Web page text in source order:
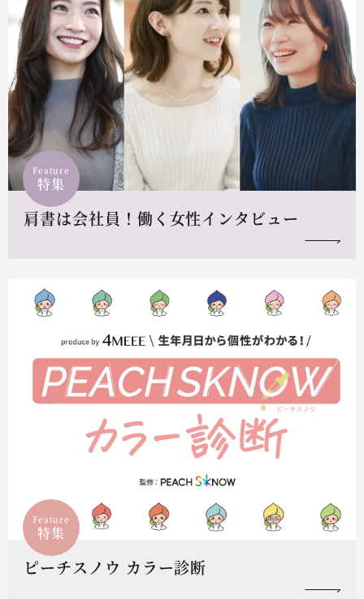
Feature
特集
肩書は会社員！働く女性インタビュー
Feature
特集
ピーチスノウ カラー診断